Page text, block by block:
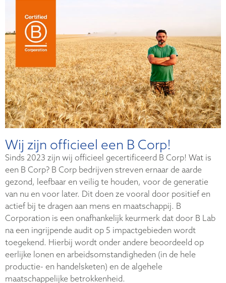
Wij zijn officieel een B Corp!
Sinds 2023 zijn wij officieel gecertificeerd B Corp! Wat is
een B Corp? B Corp bedrijven streven ernaar de aarde
gezond, leefbaar en veilig te houden, voor de generatie
van nu en voor later. Dit doen ze vooral door positief en
actief bij te dragen aan mens en maatschappij. B
Corporation is een onafhankelijk keurmerk dat door B Lab
na een ingrijpende audit op 5 impactgebieden wordt
toegekend. Hierbij wordt onder andere beoordeeld op
eerlijke lonen en arbeidsomstandigheden (in de hele
productie- en handelsketen) en de algehele
maatschappelijke betrokkenheid.